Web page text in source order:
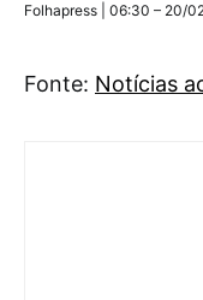
Folhapress | 06:30 – 20/
Fonte: Notícias